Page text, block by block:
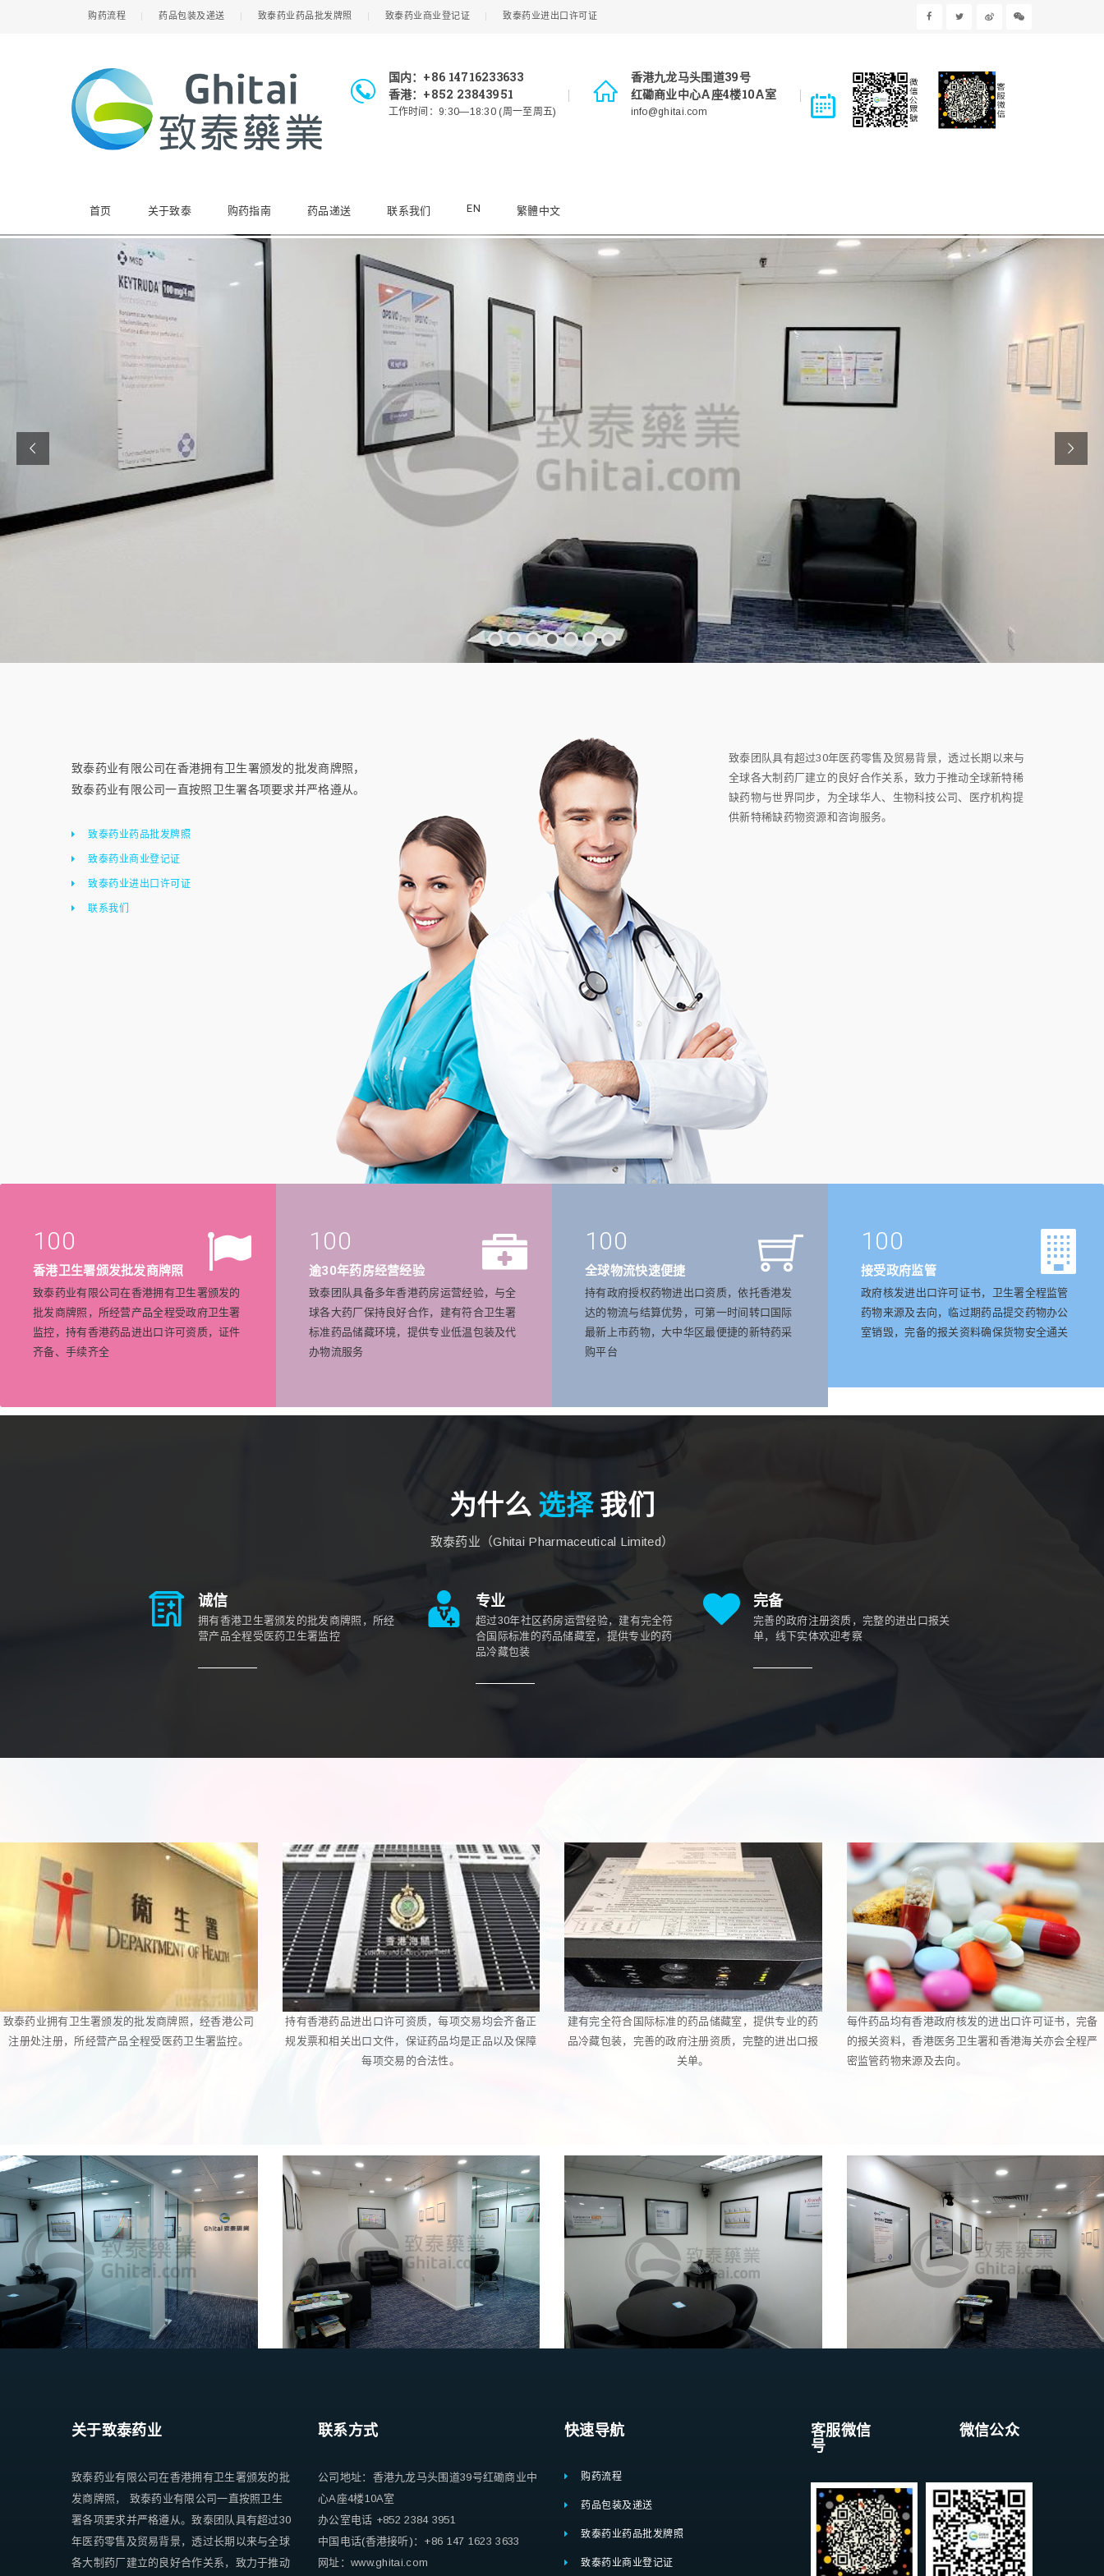
购药流程 药品包装及递送 致泰药业药品批发牌照 致泰药业商业登记证 致泰药业进出口许可证
国内：+86 14716233633
香港：+852 23843951
工作时间：9:30—18:30 (周一至周五)
香港九龙马头围道39号
红磡商业中心A座4楼10A室
info@ghitai.com
首页 关于致泰 购药指南 药品递送 联系我们 EN 繁體中文
致泰药业有限公司在香港拥有卫生署颁发的批发商牌照，
致泰药业有限公司一直按照卫生署各项要求并严格遵从。
致泰药业药品批发牌照
致泰药业商业登记证
致泰药业进出口许可证
联系我们
致泰团队具有超过30年医药零售及贸易背景，透过长期以来与
全球各大制药厂建立的良好合作关系，致力于推动全球新特稀
缺药物与世界同步，为全球华人、生物科技公司、医疗机构提
供新特稀缺药物资源和咨询服务。
100
香港卫生署颁发批发商牌照
致泰药业有限公司在香港拥有卫生署颁发的
批发商牌照，所经营产品全程受政府卫生署
监控，持有香港药品进出口许可资质，证件
齐备、手续齐全
100
逾30年药房经营经验
致泰团队具备多年香港药房运营经验，与全
球各大药厂保持良好合作，建有符合卫生署
标准药品储藏环境，提供专业低温包装及代
办物流服务
100
全球物流快速便捷
持有政府授权药物进出口资质，依托香港发
达的物流与结算优势，可第一时间转口国际
最新上市药物，大中华区最便捷的新特药采
购平台
100
接受政府监管
政府核发进出口许可证书，卫生署全程监管
药物来源及去向，临过期药品提交药物办公
室销毁，完备的报关资料确保货物安全通关
为什么 选择我们
致泰药业（Ghitai Pharmaceutical Limited）
诚信
拥有香港卫生署颁发的批发商牌照，所经
营产品全程受医药卫生署监控
专业
超过30年社区药房运营经验，建有完全符
合国际标准的药品储藏室，提供专业的药
品冷藏包装
完备
完善的政府注册资质，完整的进出口报关
单，线下实体欢迎考察
致泰药业拥有卫生署颁发的批发商牌照，经香港公司
注册处注册，所经营产品全程受医药卫生署监控。
持有香港药品进出口许可资质，每项交易均会齐备正
规发票和相关出口文件，保证药品均是正品以及保障
每项交易的合法性。
建有完全符合国际标准的药品储藏室，提供专业的药
品冷藏包装，完善的政府注册资质，完整的进出口报
关单。
每件药品均有香港政府核发的进出口许可证书，完备
的报关资料，香港医务卫生署和香港海关亦会全程严
密监管药物来源及去向。
关于致泰药业
致泰药业有限公司在香港拥有卫生署颁发的批
发商牌照， 致泰药业有限公司一直按照卫生
署各项要求并严格遵从。致泰团队具有超过30
年医药零售及贸易背景，透过长期以来与全球
各大制药厂建立的良好合作关系，致力于推动
联系方式
公司地址：香港九龙马头围道39号红磡商业中
心A座4楼10A室
办公室电话 +852 2384 3951
中国电话(香港接听)：+86 147 1623 3633
网址：www.ghitai.com
快速导航
购药流程
药品包装及递送
致泰药业药品批发牌照
致泰药业商业登记证
客服微信 微信公众
号